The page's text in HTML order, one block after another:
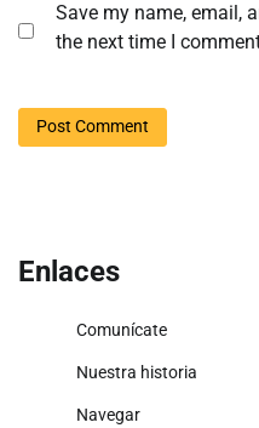
Save my name, email,
the next time I
Enlaces
Comunícate
Nuestra historia
Navegar